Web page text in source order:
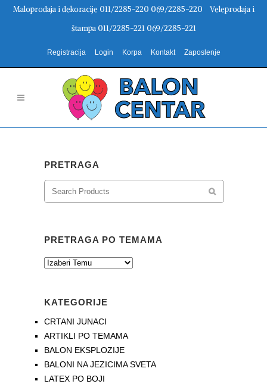
Maloprodaja i dekoracije 011/2285-220 069/2285-220 Veleprodaja i
štampa 011/2285-221 069/2285-221
Registracija Login Korpa Kontakt Zaposlenje
PRETRAGA
PRETRAGA PO TEMAMA
KATEGORIJE
CRTANI JUNACI
ARTIKLI PO TEMAMA
BALON EKSPLOZIJE
BALONI NA JEZICIMA SVETA
LATEX PO BOJI